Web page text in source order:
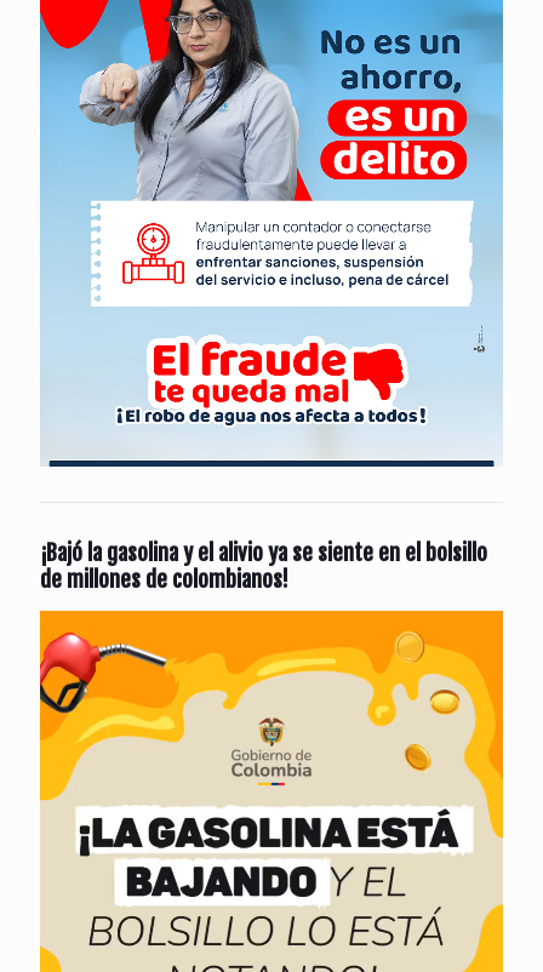
¡Bajó la gasolina y el alivio ya se siente en el bolsillo
de millones de colombianos!
de
vídeo